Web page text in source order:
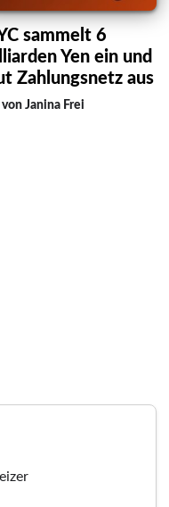
sammelt 6
Yen ein und
Zahlungsnetz aus
von Janina Frei